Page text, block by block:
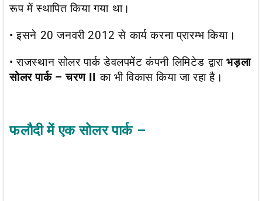
रूप में स्थापित किया गया था।
• इसने 20 जनवरी 2012 से कार्य करना प्रारम्भ किया।
• राजस्थान सोलर पार्क डेवलपमेंट कंपनी लिमिटेड द्वाराभड़ला
सोलर पार्क – चरण ΙΙ
का भी विकास किया जा रहा है।
फलौदी में एक सोलर पार्क –